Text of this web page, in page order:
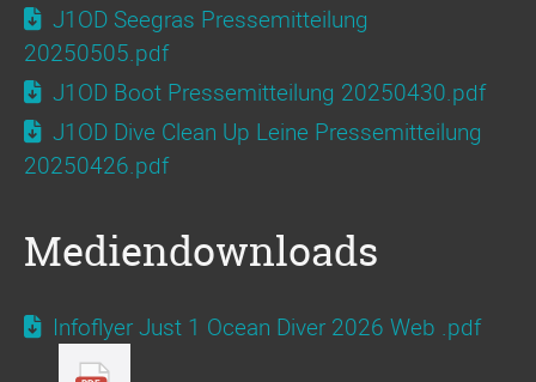
J1OD Seegras Pressemitteilung
20250505.pdf
J1OD Boot Pressemitteilung 20250430.pdf
J1OD Dive Clean Up Leine Pressemitteilung
20250426.pdf
Mediendownloads
Infoflyer Just 1 Ocean Diver 2026 Web .pdf